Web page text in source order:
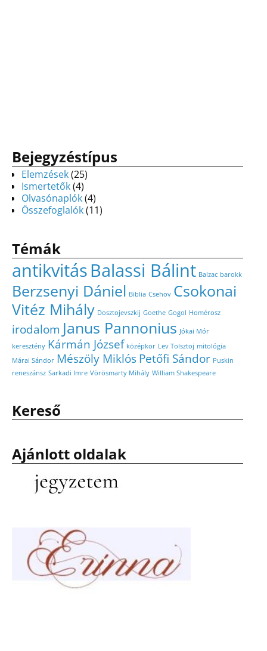
Bejegyzéstípus
Elemzések(25)
Ismertetők(4)
Olvasónaplók(4)
Összefoglalók(11)
Témák
antikvitásBalassi Bálint Balzac barokk
Berzsenyi Dániel Biblia Csehov Csokonai
Vitéz Mihály Dosztojevszkij Goethe Gogol Homérosz
irodalom Janus Pannonius Jókai Mór
keresztény Kármán József középkor Lev Tolsztoj mitológia
Márai Sándor Mészöly MiklósPetőfi Sándor Puskin
reneszánsz Sarkadi Imre Vörösmarty Mihály William Shakespeare
Kereső
Ajánlott oldalak